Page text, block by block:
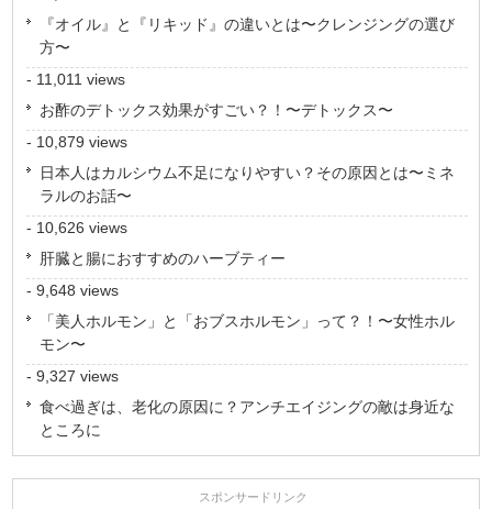
『オイル』と『リキッド』の違いとは〜クレンジングの選び
方〜
- 11,011 views
お酢のデトックス効果がすごい？！〜デトックス〜
- 10,879 views
日本人はカルシウム不足になりやすい？その原因とは〜ミネ
ラルのお話〜
- 10,626 views
肝臓と腸におすすめのハーブティー
- 9,648 views
「美人ホルモン」と「おブスホルモン」って？！〜女性ホル
モン〜
- 9,327 views
食べ過ぎは、老化の原因に？アンチエイジングの敵は身近な
ところに
スポンサードリンク